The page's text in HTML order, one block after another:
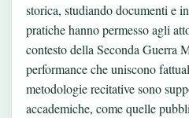
storica, studiando documenti e
pratiche hanno permesso agli
contesto della Seconda Guerra
performance che uniscono
metodologie recitative sono
accademiche, come quelle